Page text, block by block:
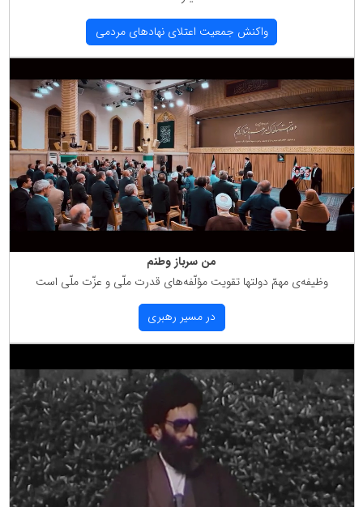
واكنش جمعیت اعتلای نهادهای مردمی
من سرباز وطنم
وظیفه‌ی مهمّ دولتها تقویت مؤلّفه‌های قدرت ملّی و عزّت ملّی است
در مسیر رهبری